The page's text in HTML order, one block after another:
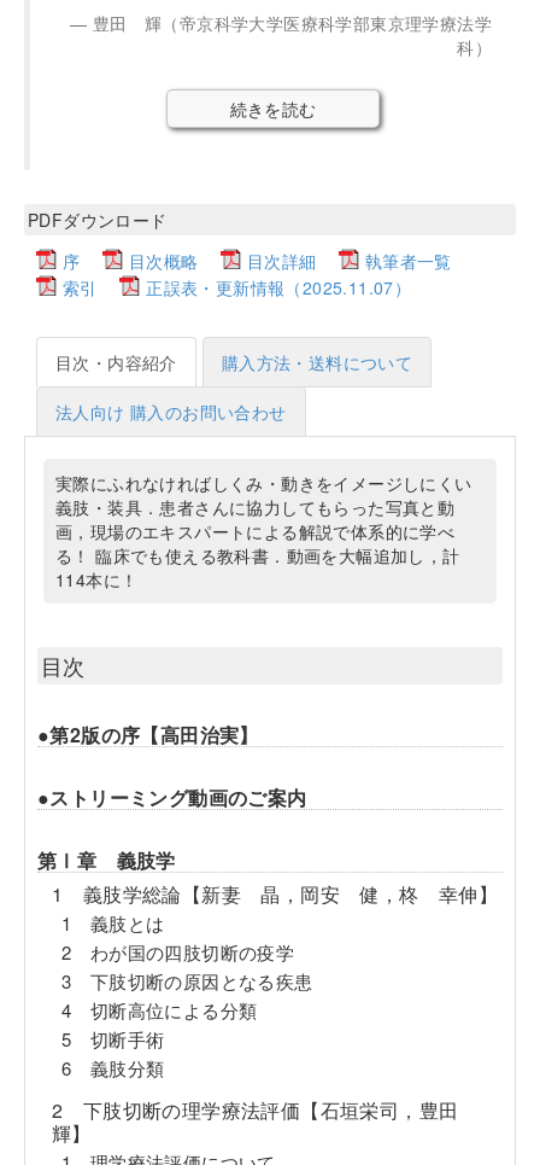
豊田 輝（帝京科学大学医療科学部東京理学療法学
科）
続きを読む
PDFダウンロード
序
目次概略 目次詳細
執筆者一覧
索引
正誤表・更新情報（2025.11.07）
目次・内容紹介 購入方法・送料について
法人向け 購入のお問い合わせ
実際にふれなければしくみ・動きをイメージしにくい
義肢・装具．患者さんに協力してもらった写真と動
画，現場のエキスパートによる解説で体系的に学べ
る！ 臨床でも使える教科書．動画を大幅追加し，計
114本に！
目次
●第2版の序【高田治実】
●ストリーミング動画のご案内
第Ⅰ章 義肢学
1 義肢学総論【新妻 晶，岡安 健，柊 幸伸】
1 義肢とは
2 わが国の四肢切断の疫学
3 下肢切断の原因となる疾患
4 切断高位による分類
5 切断手術
6 義肢分類
2 下肢切断の理学療法評価【石垣栄司，豊田
輝】